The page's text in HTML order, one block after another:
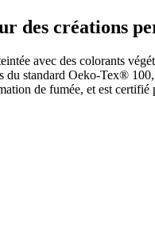
des créations
avec des colorants
standard Oeko-Tex®
de fumée, et est